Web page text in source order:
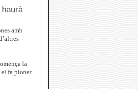
haurà
amb
la
el fa pioner